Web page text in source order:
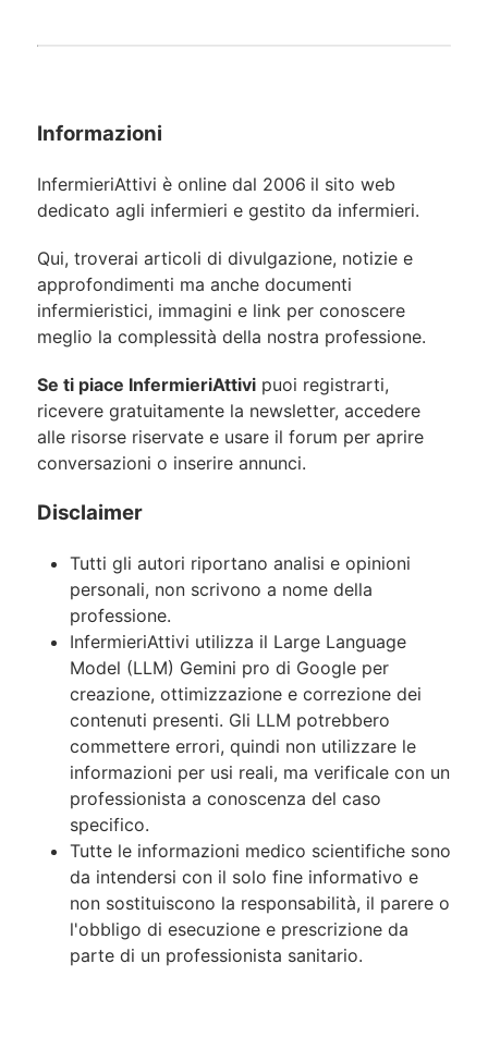
Informazioni
InfermieriAttivi è online dal 2006 il sito web
dedicato agli infermieri e gestito da infermieri.
Qui, troverai articoli di divulgazione, notizie e
approfondimenti ma anche documenti
infermieristici, immagini e link per conoscere
meglio la complessità della nostra professione.
Se ti piace InfermieriAttivi puoi registrarti,
ricevere gratuitamente la newsletter, accedere
alle risorse riservate e usare il forum per aprire
conversazioni o inserire annunci.
Disclaimer
Tutti gli autori riportano analisi e opinioni
personali, non scrivono a nome della
professione.
InfermieriAttivi utilizza il Large Language
Model (LLM) Gemini pro di Google per
creazione, ottimizzazione e correzione dei
contenuti presenti. Gli LLM potrebbero
commettere errori, quindi non utilizzare le
informazioni per usi reali, ma verificale con un
professionista a conoscenza del caso
specifico.
Tutte le informazioni medico scientifiche sono
da intendersi con il solo fine informativo e
non sostituiscono la responsabilità, il parere o
l'obbligo di esecuzione e prescrizione da
parte di un professionista sanitario.